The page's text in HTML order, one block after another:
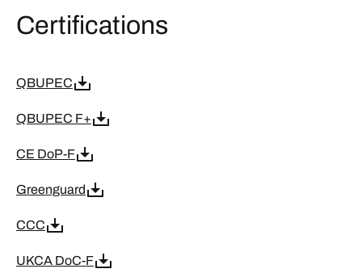
Certifications
QBUPEC
QBUPEC F+
CE DoP-F
Greenguard
CCC
UKCA DoC-F